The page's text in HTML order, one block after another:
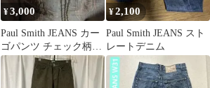
¥3,000
Paul Smith JEANS カー
ゴパンツ チェック柄
XL
¥2,100
Paul Smith JEANS スト
レートデニム